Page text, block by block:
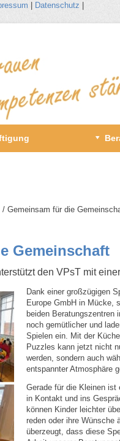
Datenschutz
/​ Gemeinsam für die
Gemeinschaft
den VPsT mit
Dank einer großzügigen
Europe GmbH in Mücke,
beiden Beratungszentren
noch gemütlicher und
Spielen ein. Mit der
Puzzles kann jetzt nicht
werden, sondern auch
entspannter Atmosphäre
Gerade für die Kleinen ist
in Kontakt und ins
können Kinder leichter
reden oder ihre Wünsche
überzeugt, dass diese